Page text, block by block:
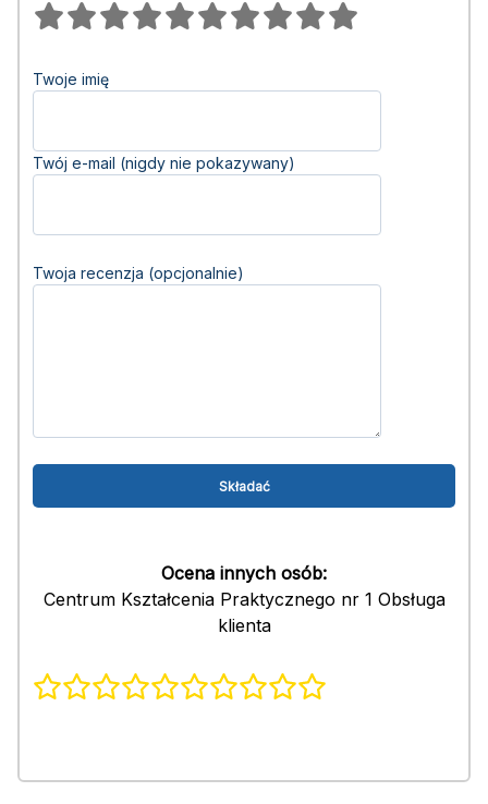
Twoje imię
Twój e-mail (nigdy nie pokazywany)
Twoja recenzja (opcjonalnie)
Ocena innych osób:
Centrum Kształcenia Praktycznego nr 1 Obsługa
klienta